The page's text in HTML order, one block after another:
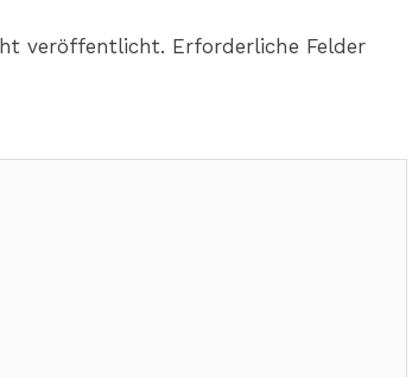
veröffentlicht. Erforderliche Felder